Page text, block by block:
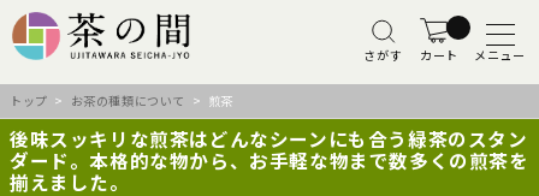
さがす カート メニュー
トップ > お茶の種類について > 煎茶
後味スッキリな煎茶はどんなシーンにも合う緑茶のスタン
ダード。本格的な物から、お手軽な物まで数多くの煎茶を
揃えました。